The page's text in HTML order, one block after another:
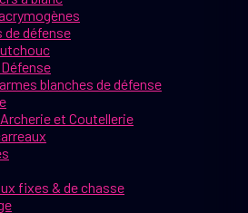
défense
blanches de défense
et Coutellerie
fixes & de chasse